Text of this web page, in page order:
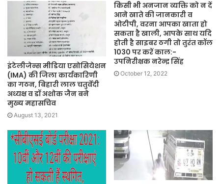
इंटेलीजेन्स मीडिया एसोसियेशन
(IMA) की जिला कार्यकारिणी
का गठन, बिहारी लाल चतुर्वेदी
अध्यक्ष व डॉ अशोक जैन बने
मुख्य महासचिव
August 13, 2021
किसी भी अनजान व्यक्ति को न दें
आने खाते की जानकारी व
ओटीपी, वरना आपका खाता हो
सकता है खाली, आपके साथ यदि
होती है साइबर ठगी तो तुरंत कॉल
1030 पर करें काल:-
उपनिरीक्षक नरेन्द्र सिंह
October 12, 2022